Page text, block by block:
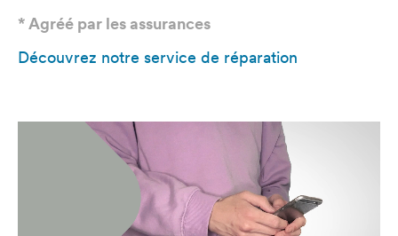
* Agréé par les assurances
Découvrez notre service de réparation